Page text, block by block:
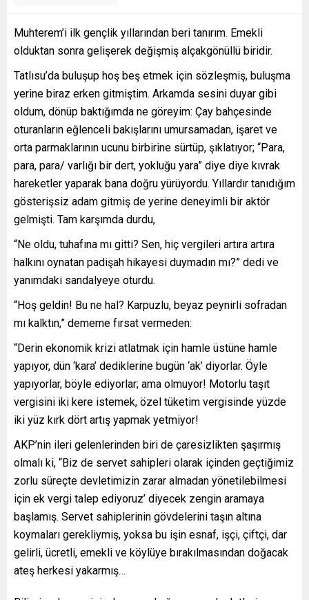
Muhterem’i ilk gençlik yıllarından beri tanırım. Emekli
olduktan sonra gelişerek değişmiş alçakgönüllü biridir.
Tatlısu’da buluşup hoş beş etmek için sözleşmiş, buluşma
yerine biraz erken gitmiştim. Arkamda sesini duyar gibi
oldum, dönüp baktığımda ne göreyim: Çay bahçesinde
oturanların eğlenceli bakışlarını umursamadan, işaret ve
orta parmaklarının ucunu birbirine sürtüp, şıklatıyor; “Para,
para, para/ varlığı bir dert, yokluğu yara” diye diye kıvrak
hareketler yaparak bana doğru yürüyordu. Yıllardır tanıdığım
gösterişsiz adam gitmiş de yerine deneyimli bir aktör
gelmişti. Tam karşımda durdu,
“Ne oldu, tuhafına mı gitti? Sen, hiç vergileri artıra artıra
halkını oynatan padişah hikayesi duymadın mı?” dedi ve
yanımdaki sandalyeye oturdu.
“Hoş geldin! Bu ne hal? Karpuzlu, beyaz peynirli sofradan
mı kalktın,” dememe fırsat vermeden:
“Derin ekonomik krizi atlatmak için hamle üstüne hamle
yapıyor, dün ‘kara’ dediklerine bugün ‘ak’ diyorlar. Öyle
yapıyorlar, böyle ediyorlar; ama olmuyor! Motorlu taşıt
vergisini iki kere istemek, özel tüketim vergisinde yüzde
iki yüz kırk dört artış yapmak yetmiyor!
AKP’nin ileri gelenlerinden biri de çaresizlikten şaşırmış
olmalı ki, “Biz de servet sahipleri olarak içinden geçtiğimiz
zorlu süreçte devletimizin zarar almadan yönetilebilmesi
için ek vergi talep ediyoruz’ diyecek zengin aramaya
başlamış. Servet sahiplerinin gövdelerini taşın altına
koymaları gerekliymiş, yoksa bu işin esnaf, işçi, çiftçi, dar
gelirli, ücretli, emekli ve köylüye bırakılmasından doğacak
ateş herkesi yakarmış…